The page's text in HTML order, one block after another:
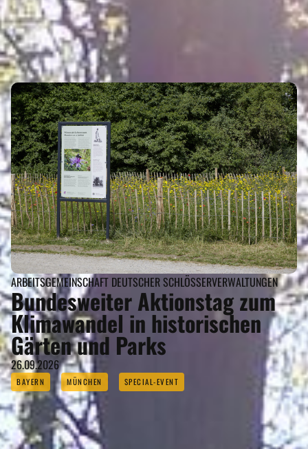
EVENTS
Eigenen Eintrag kostenlos erstellen >
ARBEITSGEMEINSCHAFT DEUTSCHER SCHLÖSSERVERWALTUNGEN
Bundesweiter Aktionstag zum
Klimawandel in historischen
Gärten und Parks
26.09.2026
BAYERN MÜNCHEN SPECIAL-EVENT